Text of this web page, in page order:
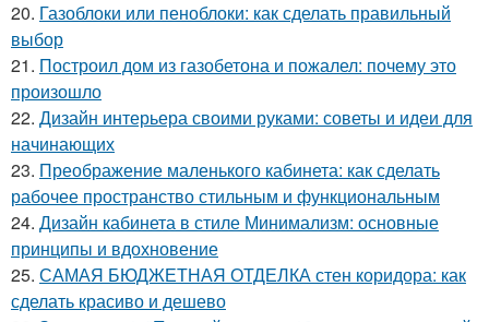
20. Газоблоки или пеноблоки: как сделать правильный
выбор
21. Построил дом из газобетона и пожалел: почему это
произошло
22. Дизайн интерьера своими руками: советы и идеи для
начинающих
23. Преображение маленького кабинета: как сделать
рабочее пространство стильным и функциональным
24. Дизайн кабинета в стиле Минимализм: основные
принципы и вдохновение
25. САМАЯ БЮДЖЕТНАЯ ОТДЕЛКА стен коридора: как
сделать красиво и дешево